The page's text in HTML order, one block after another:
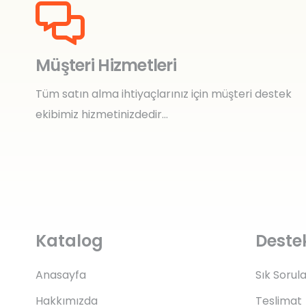
Müşteri Hizmetleri
Tüm satın alma ihtiyaçlarınız için müşteri destek
ekibimiz hizmetinizdedir…
Katalog
Anasayfa
Hakkımızda
Sık
Teslimat